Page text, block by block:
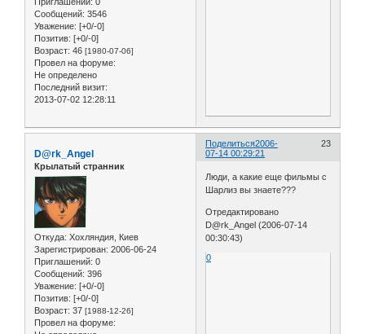
Сообщений: 3546
Уважение: [+0/-0]
Позитив: [+0/-0]
Возраст: 46 [1980-07-06]
Провел на форуме:
Не определено
Последний визит:
2013-07-02 12:28:11
Поделиться 23
2006-
07-14 00:29:21
D@rk_Angel
Крылатый странник
Откуда: Хохляндия, Киев
Зарегистрирован: 2006-06-24
Приглашений: 0
Сообщений: 396
Уважение: [+0/-0]
Позитив: [+0/-0]
Возраст: 37 [1988-12-26]
Провел на форуме:
Люди, а какие еще фильмы с
Шарлиз вы знаете???
Отредактировано
D@rk_Angel (2006-07-14
00:30:43)
0